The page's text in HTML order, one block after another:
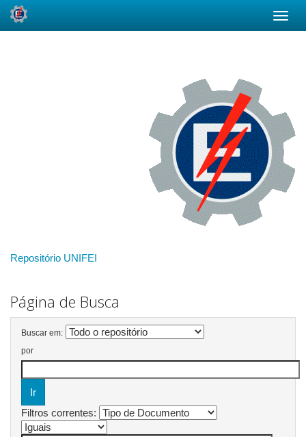
Repositório UNIFEI
Página de Busca
Buscar em:
por
Filtros correntes: